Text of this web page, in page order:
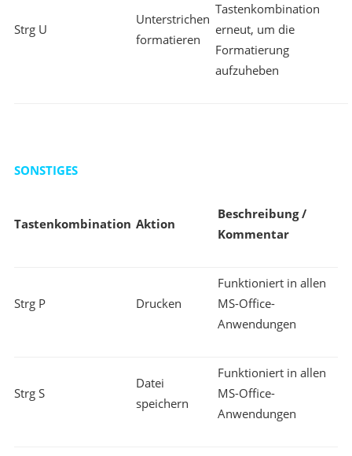
Strg U
Unterstrichen
formatieren
Tastenkombination
erneut, um die
Formatierung
aufzuheben
SONSTIGES
Tastenkombination Aktion
Beschreibung /
Kommentar
Strg P Drucken
Funktioniert in allen
MS-Office-
Anwendungen
Strg S
Datei
speichern
Funktioniert in allen
MS-Office-
Anwendungen